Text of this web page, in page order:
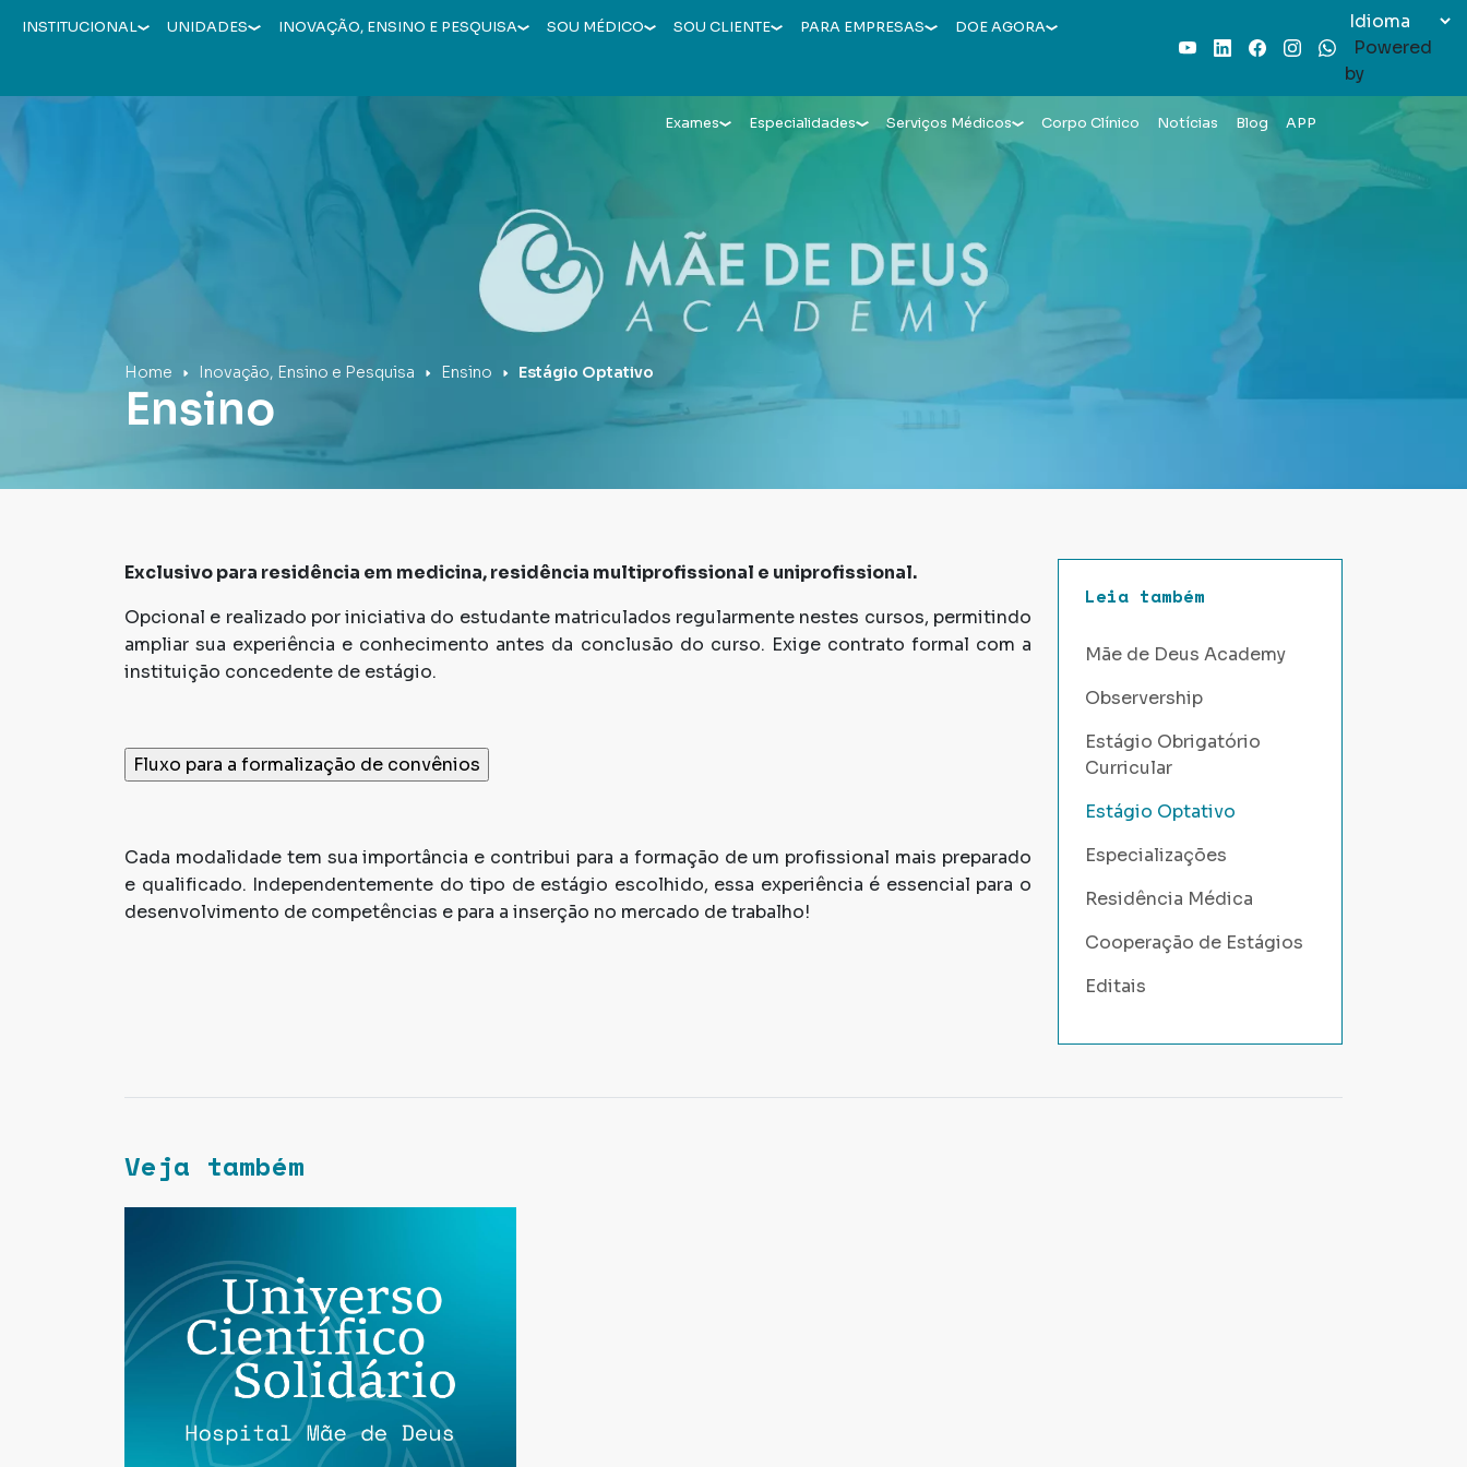
INSTITUCIONAL UNIDADES INOVAÇÃO, ENSINO E PESQUISA SOU MÉDICO SOU CLIENTE PARA EMPRESAS
DOE AGORA
YoutubeLinkedInFacebook
InstagramWhatsAppPowered
by
Hospital Mãe de Deus
Exames Especialidades Serviços Médicos Corpo Clínico Notícias Blog APP
Home Inovação, Ensino e Pesquisa Ensino Estágio Optativo
Ensino
Exclusivo para residência em medicina, residência multiprofissional e uniprofissional.
Opcional e realizado por iniciativa do estudante matriculados regularmente nestes cursos, permitindo
ampliar sua experiência e conhecimento antes da conclusão do curso. Exige contrato formal com a
instituição concedente de estágio.
Cada modalidade tem sua importância e contribui para a formação de um profissional mais preparado
e qualificado. Independentemente do tipo de estágio escolhido, essa experiência é essencial para o
desenvolvimento de competências e para a inserção no mercado de trabalho!
Veja também
Leia também
Mãe de Deus Academy
Observership
Estágio Obrigatório
Curricular
Estágio Optativo
Especializações
Residência Médica
Cooperação de Estágios
Editais